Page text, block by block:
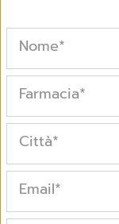
Nome*
Farmacia*
Città*
Email*